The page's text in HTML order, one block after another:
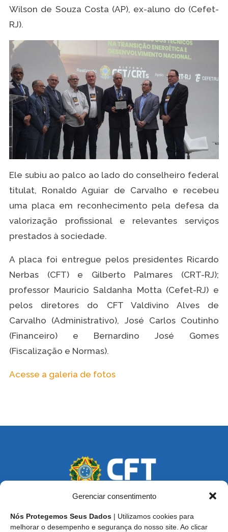
Gerenciar consentimento
Nós Protegemos Seus Dados | Utilizamos cookies para
melhorar o desempenho e segurança do nosso site. Ao clicar
Wilson de Souza Costa (AP), ex-aluno do (Cefet-
RJ).
Ele subiu ao palco ao lado do conselheiro federal
titulat, Ronaldo Aguiar de Carvalho e recebeu
uma placa em reconhecimento pela defesa da
valorização profissional e relevantes serviços
prestados à sociedade.
A placa foi entregue pelos presidentes Ricardo
Nerbas (CFT) e Gilberto Palmares (CRT-RJ);
professor Mauricio Saldanha Motta (Cefet-RJ) e
pelos diretores do CFT Valdivino Alves de
Carvalho (Administrativo), José Carlos Coutinho
(Financeiro) e Bernardino José Gomes
(Fiscalização e Normas).
Acesse a galeria de fotos
Endereço: SCS, Quadra 02, Bloco D, Ed. Oscar Niemeyer,